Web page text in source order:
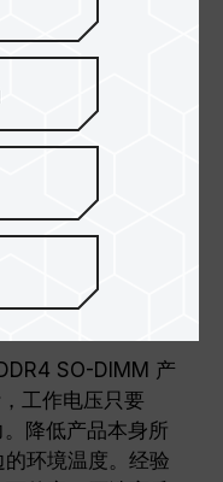
SO-DIMM 产
工作电压只要
降低产品本身所
环境温度。经验